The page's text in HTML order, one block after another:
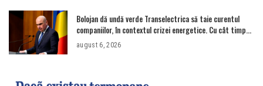
Bolojan dă undă verde Transelectrica să taie curentul
companiilor, în contextul crizei energetice. Cu cât timp
trebuie să le anunțe înainte
august 6, 2026